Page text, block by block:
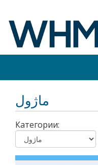
ماژول
Категории: